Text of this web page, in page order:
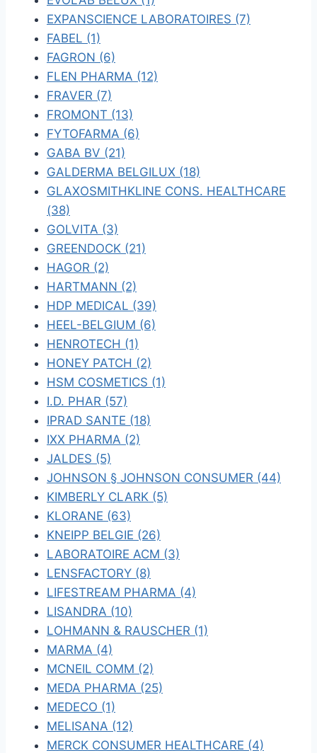
EXPANSCIENCE LABORATOIRES (7)
FABEL (1)
FAGRON (6)
FLEN PHARMA (12)
FRAVER (7)
FROMONT (13)
FYTOFARMA (6)
GABA BV (21)
GALDERMA BELGILUX (18)
GLAXOSMITHKLINE CONS. HEALTHCARE
(38)
GOLVITA (3)
GREENDOCK (21)
HAGOR (2)
HARTMANN (2)
HDP MEDICAL (39)
HEEL-BELGIUM (6)
HENROTECH (1)
HONEY PATCH (2)
HSM COSMETICS (1)
I.D. PHAR (57)
IPRAD SANTE (18)
IXX PHARMA (2)
JALDES (5)
JOHNSON § JOHNSON CONSUMER (44)
KIMBERLY CLARK (5)
KLORANE (63)
KNEIPP BELGIE (26)
LABORATOIRE ACM (3)
LENSFACTORY (8)
LIFESTREAM PHARMA (4)
LISANDRA (10)
LOHMANN & RAUSCHER (1)
MARMA (4)
MCNEIL COMM (2)
MEDA PHARMA (25)
MEDECO (1)
MELISANA (12)
MERCK CONSUMER HEALTHCARE (4)